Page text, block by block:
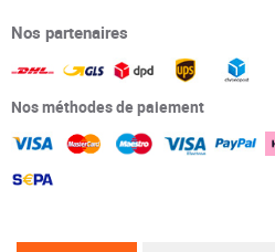
Nos partenaires
Nos méthodes de paiement